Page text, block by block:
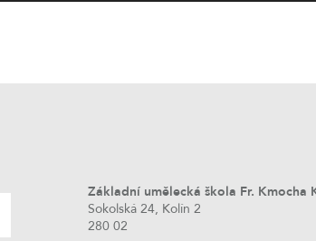
Základní umělecká škola Fr. Kmocha
Sokolská 24, Kolín 2
280 02